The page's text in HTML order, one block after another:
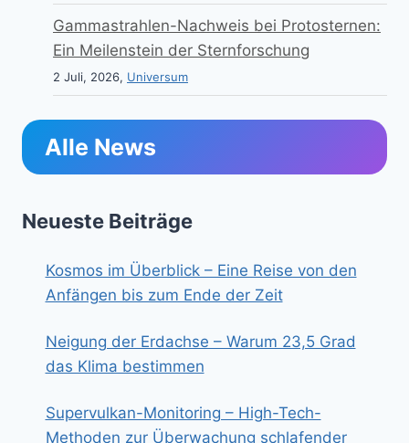
Gammastrahlen-Nachweis bei Protosternen:
Ein Meilenstein der Sternforschung
2 Juli, 2026, Universum
Alle News
Neueste Beiträge
Kosmos im Überblick – Eine Reise von den
Anfängen bis zum Ende der Zeit
Neigung der Erdachse – Warum 23,5 Grad
das Klima bestimmen
Supervulkan-Monitoring – High-Tech-
Methoden zur Überwachung schlafender